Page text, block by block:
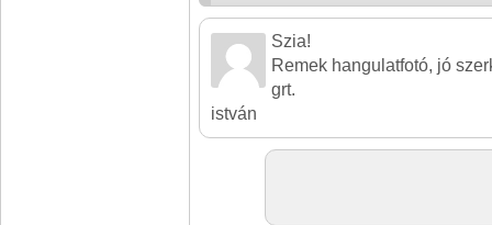
Szia!
Remek hangulatfotó, jó
grt.
istván